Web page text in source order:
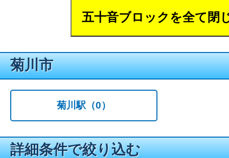
菊川市
菊川駅 （0）
詳細条件で絞り込む